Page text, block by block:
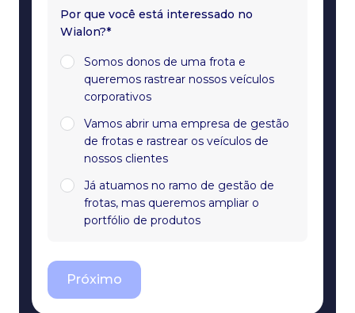
Por que você está interessado no
Wialon?*
Somos donos de uma frota e
queremos rastrear nossos veículos
corporativos
Vamos abrir uma empresa de gestão
de frotas e rastrear os veículos de
nossos clientes
Já atuamos no ramo de gestão de
frotas, mas queremos ampliar o
portfólio de produtos
Próximo